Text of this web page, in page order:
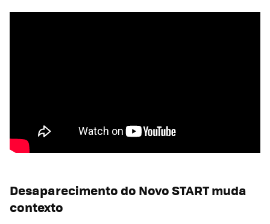
Desaparecimento do Novo START muda
contexto